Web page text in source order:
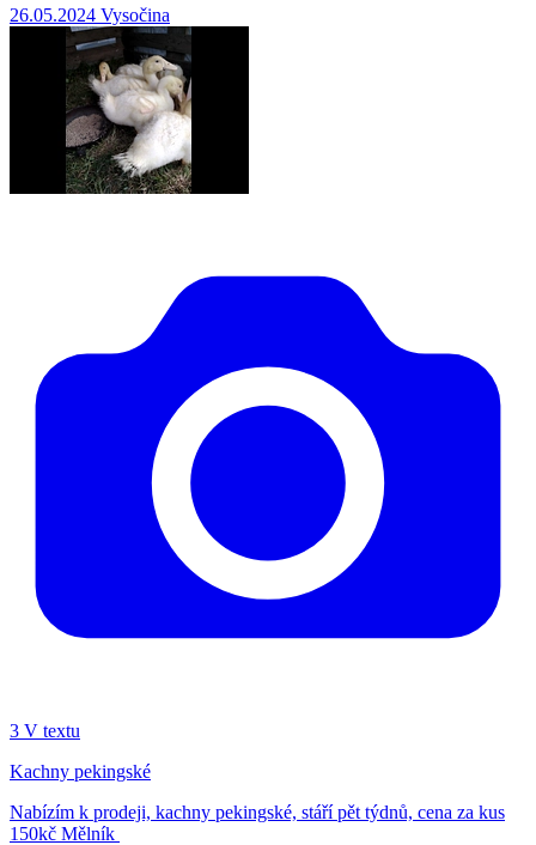
26.05.2024 Vysočina
3 V textu
Kachny pekingské
Nabízím k prodeji, kachny pekingské, stáří pět týdnů, cena za kus
150kč Mělník